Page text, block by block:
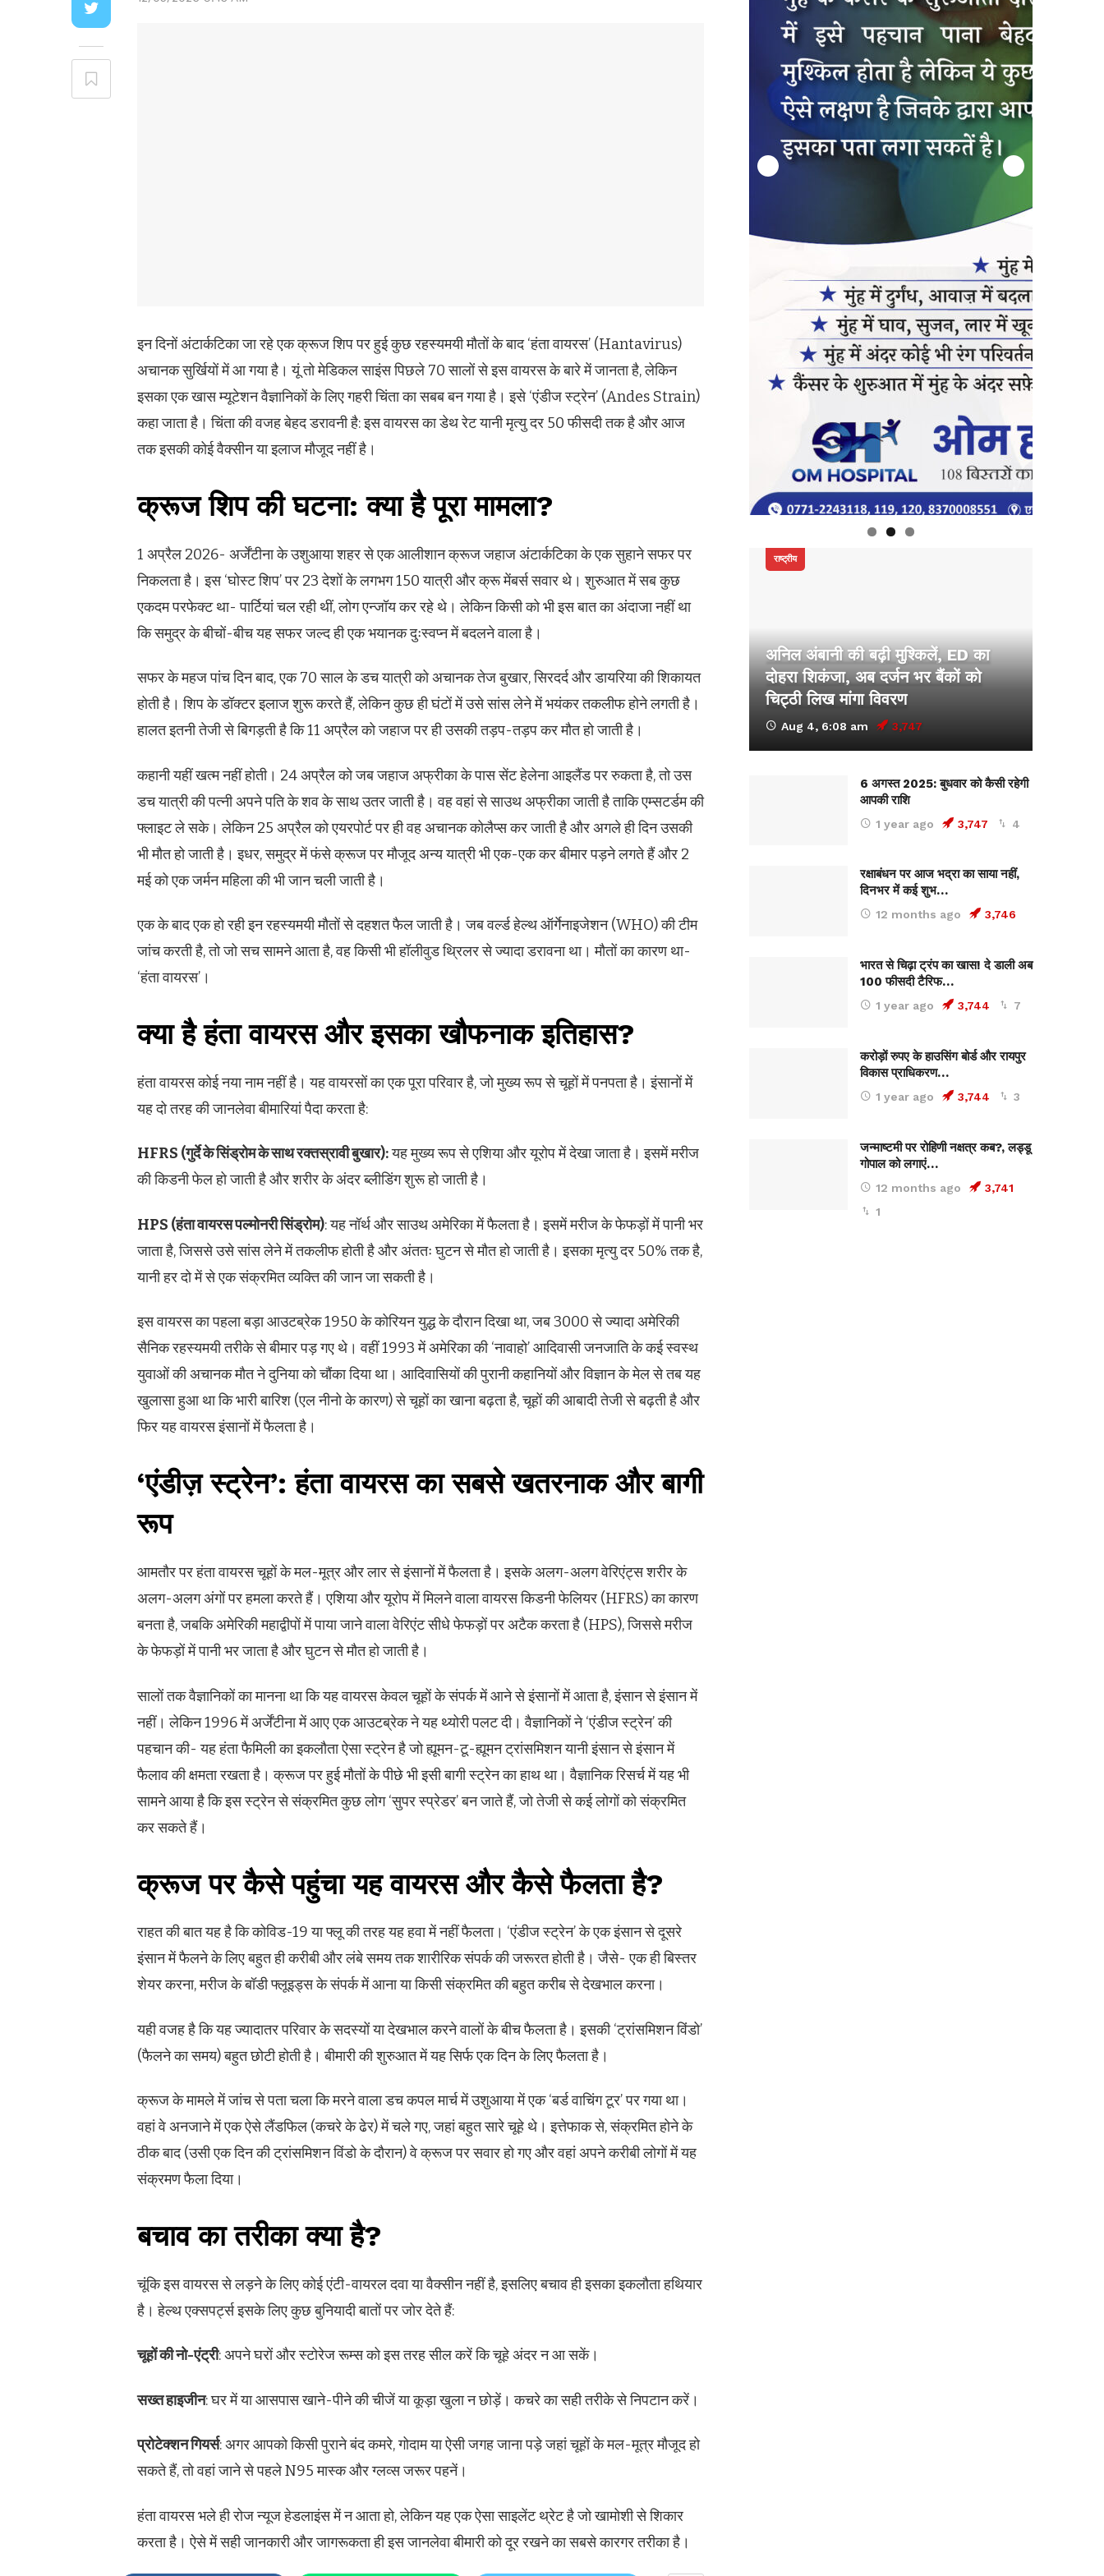
इन दिनों अंटार्कटिका जा रहे एक क्रूज शिप पर हुई कुछ रहस्यमयी मौतों के बाद ‘हंता वायरस’ (Hantavirus)
अचानक सुर्खियों में आ गया है। यूं तो मेडिकल साइंस पिछले 70 सालों से इस वायरस के बारे में जानता है, लेकिन
इसका एक खास म्यूटेशन वैज्ञानिकों के लिए गहरी चिंता का सबब बन गया है। इसे ‘एंडीज स्ट्रेन’ (Andes Strain)
कहा जाता है। चिंता की वजह बेहद डरावनी है: इस वायरस का डेथ रेट यानी मृत्यु दर 50 फीसदी तक है और आज
तक इसकी कोई वैक्सीन या इलाज मौजूद नहीं है।
क्रूज शिप की घटना: क्या है पूरा मामला?
1 अप्रैल 2026- अर्जेंटीना के उशुआया शहर से एक आलीशान क्रूज जहाज अंटार्कटिका के एक सुहाने सफर पर
निकलता है। इस ‘घोस्ट शिप’ पर 23 देशों के लगभग 150 यात्री और क्रू मेंबर्स सवार थे। शुरुआत में सब कुछ
एकदम परफेक्ट था- पार्टियां चल रही थीं, लोग एन्जॉय कर रहे थे। लेकिन किसी को भी इस बात का अंदाजा नहीं था
कि समुद्र के बीचों-बीच यह सफर जल्द ही एक भयानक दुःस्वप्न में बदलने वाला है।
सफर के महज पांच दिन बाद, एक 70 साल के डच यात्री को अचानक तेज बुखार, सिरदर्द और डायरिया की शिकायत
होती है। शिप के डॉक्टर इलाज शुरू करते हैं, लेकिन कुछ ही घंटों में उसे सांस लेने में भयंकर तकलीफ होने लगती है।
हालत इतनी तेजी से बिगड़ती है कि 11 अप्रैल को जहाज पर ही उसकी तड़प-तड़प कर मौत हो जाती है।
कहानी यहीं खत्म नहीं होती। 24 अप्रैल को जब जहाज अफ्रीका के पास सेंट हेलेना आइलैंड पर रुकता है, तो उस
डच यात्री की पत्नी अपने पति के शव के साथ उतर जाती है। वह वहां से साउथ अफ्रीका जाती है ताकि एम्सटर्डम की
फ्लाइट ले सके। लेकिन 25 अप्रैल को एयरपोर्ट पर ही वह अचानक कोलैप्स कर जाती है और अगले ही दिन उसकी
भी मौत हो जाती है। इधर, समुद्र में फंसे क्रूज पर मौजूद अन्य यात्री भी एक-एक कर बीमार पड़ने लगते हैं और 2
मई को एक जर्मन महिला की भी जान चली जाती है।
एक के बाद एक हो रही इन रहस्यमयी मौतों से दहशत फैल जाती है। जब वर्ल्ड हेल्थ ऑर्गेनाइजेशन (WHO) की टीम
जांच करती है, तो जो सच सामने आता है, वह किसी भी हॉलीवुड थ्रिलर से ज्यादा डरावना था। मौतों का कारण था-
‘हंता वायरस’।
क्या है हंता वायरस और इसका खौफनाक इतिहास?
हंता वायरस कोई नया नाम नहीं है। यह वायरसों का एक पूरा परिवार है, जो मुख्य रूप से चूहों में पनपता है। इंसानों में
यह दो तरह की जानलेवा बीमारियां पैदा करता है:
HFRS (गुर्दे के सिंड्रोम के साथ रक्तस्रावी बुखार):यह मुख्य रूप से एशिया और यूरोप में देखा जाता है। इसमें मरीज
की किडनी फेल हो जाती है और शरीर के अंदर ब्लीडिंग शुरू हो जाती है।
HPS (हंता वायरस पल्मोनरी सिंड्रोम): यह नॉर्थ और साउथ अमेरिका में फैलता है। इसमें मरीज के फेफड़ों में पानी भर
जाता है, जिससे उसे सांस लेने में तकलीफ होती है और अंततः घुटन से मौत हो जाती है। इसका मृत्यु दर 50% तक है,
यानी हर दो में से एक संक्रमित व्यक्ति की जान जा सकती है।
इस वायरस का पहला बड़ा आउटब्रेक 1950 के कोरियन युद्ध के दौरान दिखा था, जब 3000 से ज्यादा अमेरिकी
सैनिक रहस्यमयी तरीके से बीमार पड़ गए थे। वहीं 1993 में अमेरिका की ‘नावाहो’ आदिवासी जनजाति के कई स्वस्थ
युवाओं की अचानक मौत ने दुनिया को चौंका दिया था। आदिवासियों की पुरानी कहानियों और विज्ञान के मेल से तब यह
खुलासा हुआ था कि भारी बारिश (एल नीनो के कारण) से चूहों का खाना बढ़ता है, चूहों की आबादी तेजी से बढ़ती है और
फिर यह वायरस इंसानों में फैलता है।
‘एंडीज़ स्ट्रेन’: हंता वायरस का सबसे खतरनाक और बागी
रूप
आमतौर पर हंता वायरस चूहों के मल-मूत्र और लार से इंसानों में फैलता है। इसके अलग-अलग वेरिएंट्स शरीर के
अलग-अलग अंगों पर हमला करते हैं। एशिया और यूरोप में मिलने वाला वायरस किडनी फेलियर (HFRS) का कारण
बनता है, जबकि अमेरिकी महाद्वीपों में पाया जाने वाला वेरिएंट सीधे फेफड़ों पर अटैक करता है (HPS), जिससे मरीज
के फेफड़ों में पानी भर जाता है और घुटन से मौत हो जाती है।
सालों तक वैज्ञानिकों का मानना था कि यह वायरस केवल चूहों के संपर्क में आने से इंसानों में आता है, इंसान से इंसान में
नहीं। लेकिन 1996 में अर्जेंटीना में आए एक आउटब्रेक ने यह थ्योरी पलट दी। वैज्ञानिकों ने ‘एंडीज स्ट्रेन’ की
पहचान की- यह हंता फैमिली का इकलौता ऐसा स्ट्रेन है जो ह्यूमन-टू-ह्यूमन ट्रांसमिशन यानी इंसान से इंसान में
फैलाव की क्षमता रखता है। क्रूज पर हुई मौतों के पीछे भी इसी बागी स्ट्रेन का हाथ था। वैज्ञानिक रिसर्च में यह भी
सामने आया है कि इस स्ट्रेन से संक्रमित कुछ लोग ‘सुपर स्प्रेडर’ बन जाते हैं, जो तेजी से कई लोगों को संक्रमित
कर सकते हैं।
क्रूज पर कैसे पहुंचा यह वायरस और कैसे फैलता है?
राहत की बात यह है कि कोविड-19 या फ्लू की तरह यह हवा में नहीं फैलता। ‘एंडीज स्ट्रेन’ के एक इंसान से दूसरे
इंसान में फैलने के लिए बहुत ही करीबी और लंबे समय तक शारीरिक संपर्क की जरूरत होती है। जैसे- एक ही बिस्तर
शेयर करना, मरीज के बॉडी फ्लूइड्स के संपर्क में आना या किसी संक्रमित की बहुत करीब से देखभाल करना।
यही वजह है कि यह ज्यादातर परिवार के सदस्यों या देखभाल करने वालों के बीच फैलता है। इसकी ‘ट्रांसमिशन विंडो’
(फैलने का समय) बहुत छोटी होती है। बीमारी की शुरुआत में यह सिर्फ एक दिन के लिए फैलता है।
क्रूज के मामले में जांच से पता चला कि मरने वाला डच कपल मार्च में उशुआया में एक ‘बर्ड वाचिंग टूर’ पर गया था।
वहां वे अनजाने में एक ऐसे लैंडफिल (कचरे के ढेर) में चले गए, जहां बहुत सारे चूहे थे। इत्तेफाक से, संक्रमित होने के
ठीक बाद (उसी एक दिन की ट्रांसमिशन विंडो के दौरान) वे क्रूज पर सवार हो गए और वहां अपने करीबी लोगों में यह
संक्रमण फैला दिया।
बचाव का तरीका क्या है?
चूंकि इस वायरस से लड़ने के लिए कोई एंटी-वायरल दवा या वैक्सीन नहीं है, इसलिए बचाव ही इसका इकलौता हथियार
है। हेल्थ एक्सपर्ट्स इसके लिए कुछ बुनियादी बातों पर जोर देते हैं:
चूहों की नो-एंट्री: अपने घरों और स्टोरेज रूम्स को इस तरह सील करें कि चूहे अंदर न आ सकें।
सख्त हाइजीन: घर में या आसपास खाने-पीने की चीजें या कूड़ा खुला न छोड़ें। कचरे का सही तरीके से निपटान करें।
प्रोटेक्शन गियर्स: अगर आपको किसी पुराने बंद कमरे, गोदाम या ऐसी जगह जाना पड़े जहां चूहों के मल-मूत्र मौजूद हो
सकते हैं, तो वहां जाने से पहले N95 मास्क और ग्लव्स जरूर पहनें।
हंता वायरस भले ही रोज न्यूज हेडलाइंस में न आता हो, लेकिन यह एक ऐसा साइलेंट थ्रेट है जो खामोशी से शिकार
करता है। ऐसे में सही जानकारी और जागरूकता ही इस जानलेवा बीमारी को दूर रखने का सबसे कारगर तरीका है।
राष्ट्रीय
अनिल अंबानी की बढ़ी मुश्किलें, ED का
दोहरा शिकंजा, अब दर्जन भर बैंकों को
चिट्ठी लिख मांगा विवरण
Aug 4, 6:08 am 3,747
6 अगस्त 2025: बुधवार को कैसी रहेगी
आपकी राशि
1 year ago 3,747 4
रक्षाबंधन पर आज भद्रा का साया नहीं,
दिनभर में कई शुभ…
12 months ago 3,746
भारत से चिढ़ा ट्रंप का खास! दे डाली अब
100 फीसदी टैरिफ…
1 year ago 3,744 7
करोड़ों रुपए के हाउसिंग बोर्ड और रायपुर
विकास प्राधिकरण…
1 year ago 3,744 3
जन्माष्टमी पर रोहिणी नक्षत्र कब?, लड्डू
गोपाल को लगाएं…
12 months ago
3,741
1